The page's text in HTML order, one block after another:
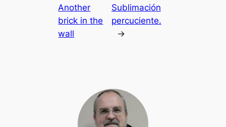
Another
brick in the
wall
Sublimación
percuciente.
→